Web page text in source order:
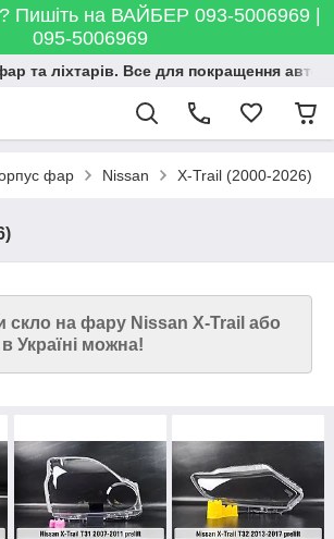
на ВАЙБЕР 093-5006969 |
095-5006969
та ліхтарів. Все для покращення
фар Nissan X-Trail (2000-2026)
скло на фару Nissan X-Trail або
Україні можна!